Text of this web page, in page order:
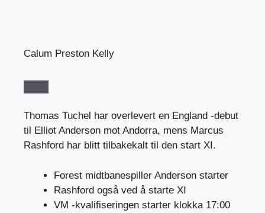
Calum Preston Kelly
Thomas Tuchel har overlevert en England -debut
til Elliot Anderson mot Andorra, mens Marcus
Rashford har blitt tilbakekalt til den start XI.
Forest midtbanespiller Anderson starter
Rashford også ved å starte XI
VM -kvalifiseringen starter klokka 17:00